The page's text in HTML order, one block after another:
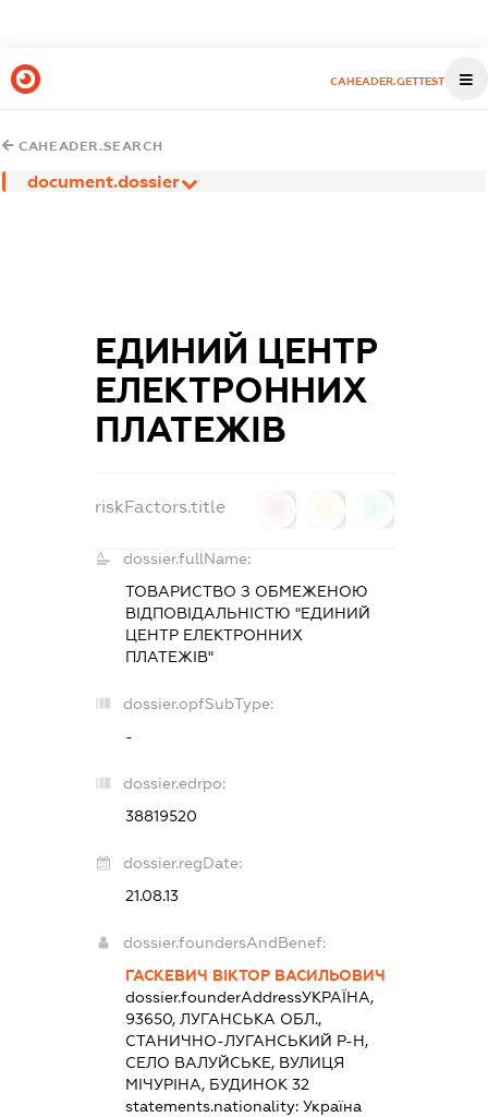
CAHEADER.GETTEST
CAHEADER.SEARCH
document.dossier
ЕДИНИЙ ЦЕНТР
ЕЛЕКТРОННИХ
ПЛАТЕЖІВ
riskFactors.title
dossier.fullName:
ТОВАРИСТВО З ОБМЕЖЕНОЮ
ВІДПОВІДАЛЬНІСТЮ "ЕДИНИЙ
ЦЕНТР ЕЛЕКТРОННИХ
ПЛАТЕЖІВ"
dossier.opfSubType:
-
dossier.edrpo:
38819520
dossier.regDate:
21.08.13
dossier.foundersAndBenef:
ГАСКЕВИЧ ВІКТОР ВАСИЛЬОВИЧ
dossier.founderAddressУКРАЇНА,
93650, ЛУГАНСЬКА ОБЛ.,
СТАНИЧНО-ЛУГАНСЬКИЙ Р-Н,
СЕЛО ВАЛУЙСЬКЕ, ВУЛИЦЯ
МІЧУРІНА, БУДИНОК 32
statements.nationality: Україна